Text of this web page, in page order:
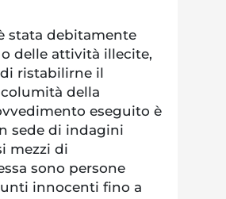
stata debitamente
delle attività illecite,
ristabilirne il
della
eseguito è
sede di indagini
mezzi di
sono persone
innocenti fino a